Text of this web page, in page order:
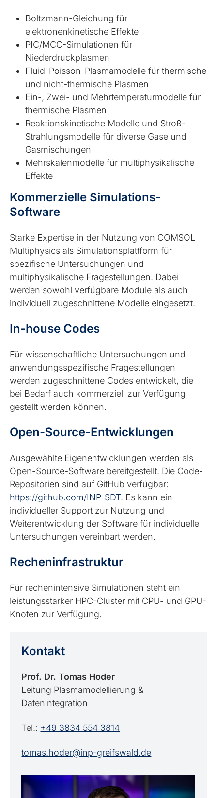
Boltzmann-Gleichung für
elektronenkinetische Effekte
PIC/MCC-Simulationen für
Niederdruckplasmen
Fluid-Poisson-Plasmamodelle für thermische
und nicht-thermische Plasmen
Ein-, Zwei- und Mehrtemperaturmodelle für
thermische Plasmen
Reaktionskinetische Modelle und Stroß-
Strahlungsmodelle für diverse Gase und
Gasmischungen
Mehrskalenmodelle für multiphysikalische
Effekte
Kommerzielle Simulations-
Software
Starke Expertise in der Nutzung von COMSOL
Multiphysics als Simulationsplattform für
spezifische Untersuchungen und
multiphysikalische Fragestellungen. Dabei
werden sowohl verfügbare Module als auch
individuell zugeschnittene Modelle eingesetzt.
In-house Codes
Für wissenschaftliche Untersuchungen und
anwendungsspezifische Fragestellungen
werden zugeschnittene Codes entwickelt, die
bei Bedarf auch kommerziell zur Verfügung
gestellt werden können.
Open-Source-Entwicklungen
Ausgewählte Eigenentwicklungen werden als
Open-Source-Software bereitgestellt. Die Code-
Repositorien sind auf GitHub verfügbar:
https://github.com/INP-SDT. Es kann ein
individueller Support zur Nutzung und
Weiterentwicklung der Software für individuelle
Untersuchungen vereinbart werden.
Recheninfrastruktur
Für rechenintensive Simulationen steht ein
leistungsstarker HPC-Cluster mit CPU- und GPU-
Knoten zur Verfügung.
Kontakt
Prof. Dr. Tomas Hoder
Leitung Plasmamodellierung &
Datenintegration
Tel.: +49 3834 554 3814
tomas.hoder@inp-greifswald.de